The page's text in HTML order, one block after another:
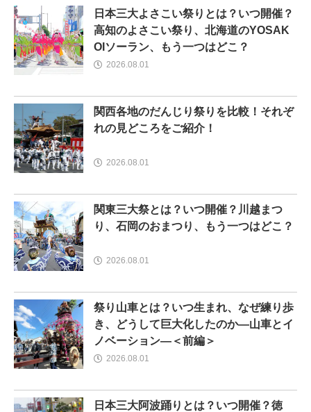
日本三大よさこい祭りとは？いつ開催？
高知のよさこい祭り、北海道のYOSAK
OIソーラン、もう一つはどこ？
2026.08.01
関西各地のだんじり祭りを比較！それぞ
れの見どころをご紹介！
2026.08.01
関東三大祭とは？いつ開催？川越まつ
り、石岡のおまつり、もう一つはどこ？
2026.08.01
祭り山車とは？いつ生まれ、なぜ練り歩
き、どうして巨大化したのか―山車とイ
ノベーション―＜前編＞
2026.08.01
日本三大阿波踊りとは？いつ開催？徳